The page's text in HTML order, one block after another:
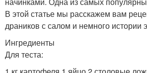
В этой статье мы расскажем вам
драников с салом и немного истории
Ингредиенты
Для теста: